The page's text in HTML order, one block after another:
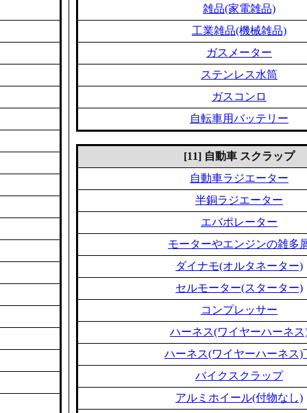
雑品(家電雑品)
工業雑品(機械雑品)
ガスメーター
ステンレス水筒
ガスコンロ
自転車用バッテリー
[11] 自動車 スクラップ
自動車ラジエーター
半銅ラジエーター
エバポレーター
モーターやエンジンの雑多
ダイナモ(オルタネーター)
セルモーター(スターター)
コンプレッサー
ハーネス(ワイヤーハーネス
ハーネス(ワイヤーハーネス)
バイクスクラップ
アルミホイール(付物なし)